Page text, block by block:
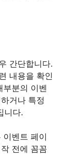
간단합니다.
내용을 확인
부분의 이벤
거나 특정
니다.
벤트 페이
전에 꼼꼼